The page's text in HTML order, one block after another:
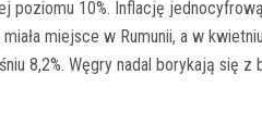
poziomu 10%. Inflację
miejsce w Rumunii, a w
8,2%. Węgry nadal borykają się